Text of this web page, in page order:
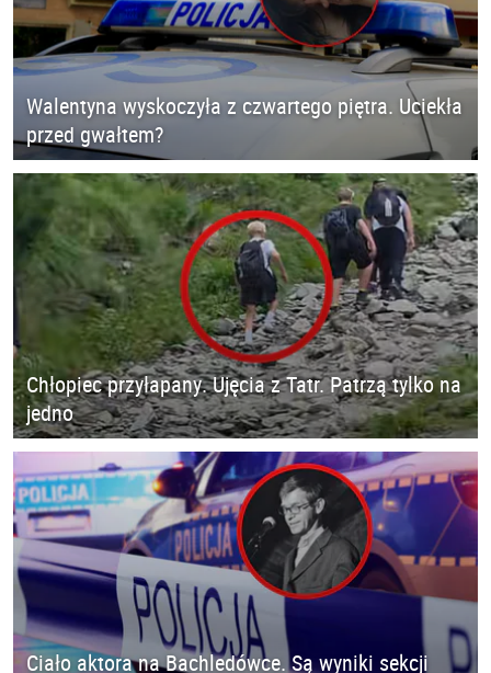
Walentyna wyskoczyła z czwartego piętra. Uciekła
przed gwałtem?
Chłopiec przyłapany. Ujęcia z Tatr. Patrzą tylko na
jedno
Ciało aktora na Bachledówce. Są wyniki sekcji